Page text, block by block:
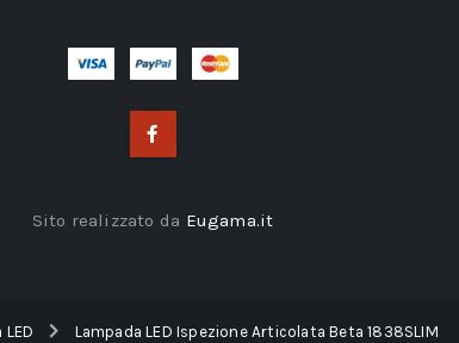
Sito realizzato da Eugama.it
LED Lampada LED Ispezione Articolata Beta 1838SLIM